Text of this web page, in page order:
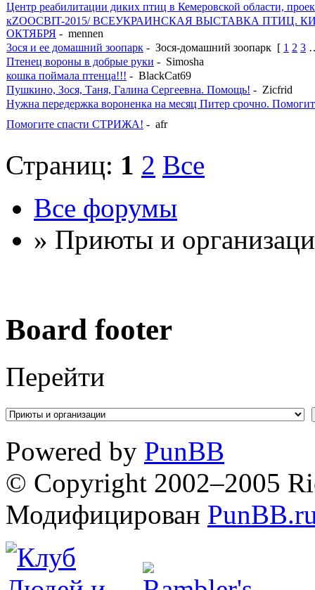
Центр реабилитации диких птиц в Кемеровской области,
кZOOCBIT-2015/ ВСЕУКРАИНСКАЯ ВЫСТАВКА ПТИЦ.
ОКТЯБРЯ - mennen
3ося и ее домашний зоопарк - Зося-домашний зоопарк [ 1 2 3
Птенец вороны в добрые руки - Simosha
кошка поймала птенца!!! - BlackCat69
Пушкино, Зося, Таня, Галина Сергеевна. Помощь! - Zicfrid
Нужна передержка вороненка на месяц Питер срочно.
Помогите спасти СТРИЖА! - afr
Страниц: 1 2 Все
Все форумы
» Приюты и
Board footer
Перейти
Powered by PunBB
© Copyright 2002–2005
Модифицирован